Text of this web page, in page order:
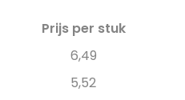
Prijs per stuk
6,49
5,52